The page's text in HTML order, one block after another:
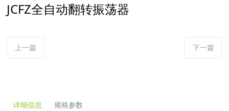
JCFZ全自动翻转振荡器
上一篇 下一篇
详细信息 规格参数